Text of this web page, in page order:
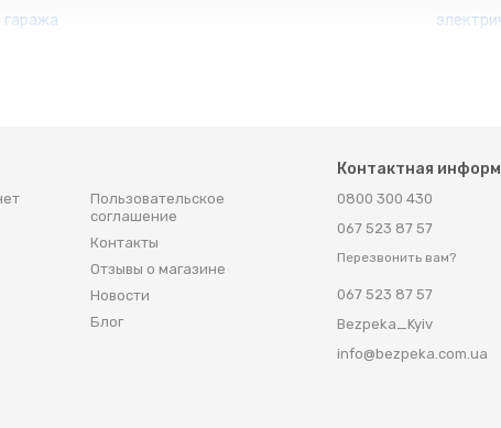
гаража
Пользовательское
соглашение
Контакты
Отзывы о магазине
Новости
Блог
Контактная
0800 300 430
067 523 87 57
Перезвонить вам?
067 523 87 57
Bezpeka_Kyiv
info@bezpeka.com.ua